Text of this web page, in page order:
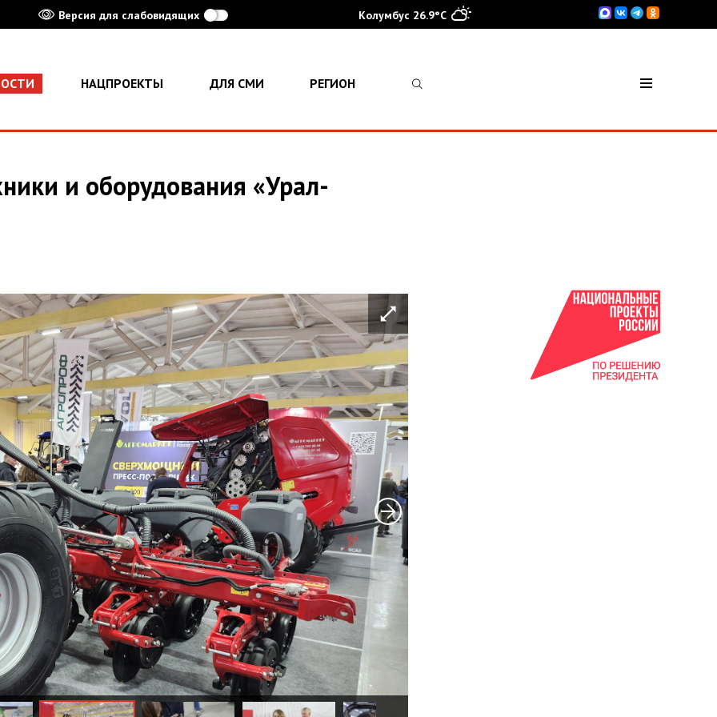
Версия для слабовидящих Колумбус 26.9°C
НАЦПРОЕКТЫ ДЛЯ СМИ РЕГИОН
и оборудования «Урал-